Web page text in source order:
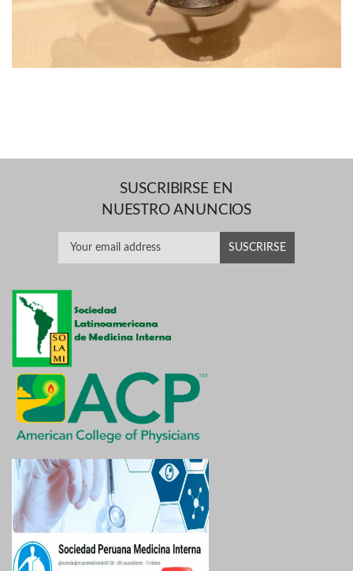
SUSCRIBIRSE EN
NUESTRO ANUNCIOS